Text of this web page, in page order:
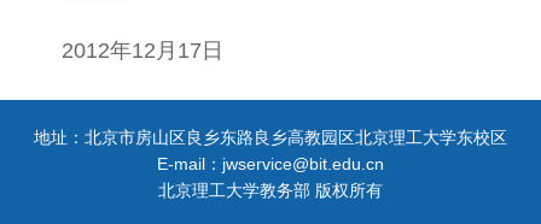
2012年12月17日
地址：北京市房山区良乡东路良乡高教园区北京理工大学东校区
E-mail：jwservice@bit.edu.cn
北京理工大学教务部 版权所有